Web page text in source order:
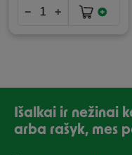
Išalkai ir nežinai
arba rašyk, mes